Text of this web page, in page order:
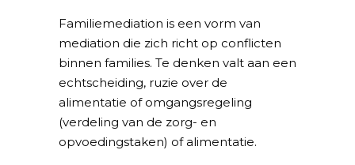
Familiemediation is een vorm van
mediation die zich richt op conflicten
binnen families. Te denken valt aan een
echtscheiding, ruzie over de
alimentatie of omgangsregeling
(verdeling van de zorg- en
opvoedingstaken) of alimentatie.